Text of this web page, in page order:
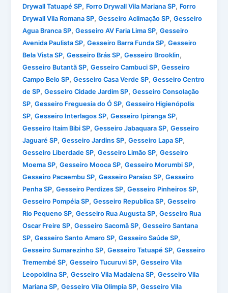
Drywall Tatuapé SP, Forro Drywall Vila Mariana SP, Forro
Drywall Vila Romana SP,Gesseiro Aclimação SP,Gesseiro
Agua Branca SP,Gesseiro AV Faria Lima SP,Gesseiro
Avenida Paulista SP,Gesseiro Barra Funda SP,Gesseiro
Bela Vista SP,Gesseiro Brás SP,Gesseiro Brooklin,
Gesseiro Butantã SP,Gesseiro Cambuci SP,Gesseiro
Campo Belo SP,Gesseiro Casa Verde SP,Gesseiro Centro
de SP,Gesseiro Cidade Jardim SP,Gesseiro Consolação
SP,Gesseiro Freguesia do Ó SP,Gesseiro Higienópolis
SP,Gesseiro Interlagos SP,Gesseiro Ipiranga SP,
Gesseiro Itaim Bibi SP,Gesseiro Jabaquara SP,Gesseiro
Jaguaré SP,Gesseiro Jardins SP,Gesseiro Lapa SP,
Gesseiro Liberdade SP,Gesseiro Limão SP,Gesseiro
Moema SP,Gesseiro Mooca SP,Gesseiro Morumbi SP,
Gesseiro Pacaembu SP,Gesseiro Paraíso SP,Gesseiro
Penha SP,Gesseiro Perdizes SP,Gesseiro Pinheiros SP,
Gesseiro Pompéia SP,Gesseiro Republica SP,Gesseiro
Rio Pequeno SP,Gesseiro Rua Augusta SP,Gesseiro Rua
Oscar Freire SP,Gesseiro Sacomã SP,Gesseiro Santana
SP,Gesseiro Santo Amaro SP,Gesseiro Saúde SP,
Gesseiro Sumarezinho SP,Gesseiro Tatuapé SP,Gesseiro
Tremembé SP,Gesseiro Tucuruvi SP,Gesseiro Vila
Leopoldina SP,Gesseiro Vila Madalena SP,Gesseiro Vila
Mariana SP,Gesseiro Vila Olimpia SP,Gesseiro Vila